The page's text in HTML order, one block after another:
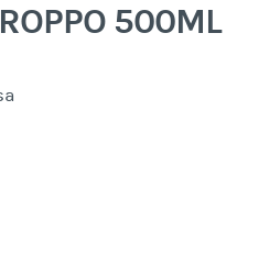
500ML